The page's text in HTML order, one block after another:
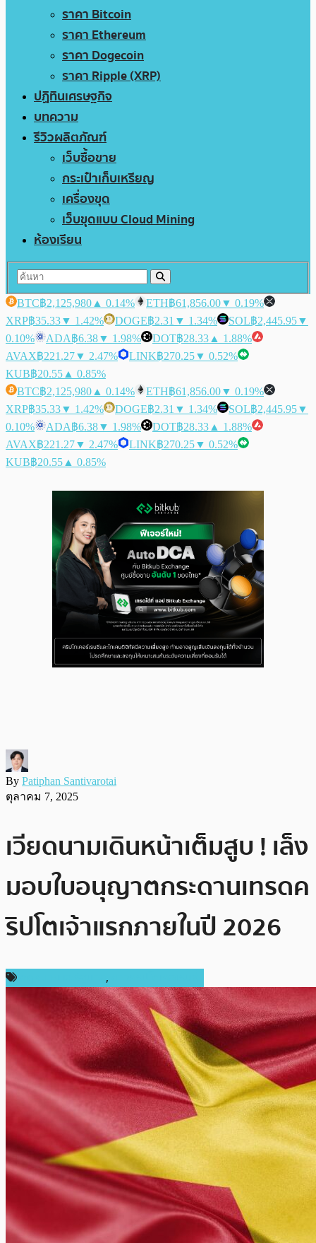
ราคา Bitcoin
ราคา Ethereum
ราคา Dogecoin
ราคา Ripple (XRP)
ปฏิทินเศรษฐกิจ
บทความ
รีวิวผลิตภัณฑ์
เว็บซื้อขาย
กระเป๋าเก็บเหรียญ
เครื่องขุด
เว็บขุดแบบ Cloud Mining
ห้องเรียน
BTC฿2,125,980 ▲ 0.14% ETH฿61,856.00▼ 0.19%
XRP฿35.33▼ 1.42% DOGE฿2.31 ▼ 1.34% SOL฿2,445.95▼
0.10%
ADA฿6.38▼ 1.98% DOT฿28.33 ▲ 1.88%
AVAX฿221.27▼ 2.47% LINK฿270.25▼ 0.52%
KUB฿20.55 ▲ 0.85%
BTC฿2,125,980 ▲ 0.14% ETH฿61,856.00▼ 0.19%
XRP฿35.33▼ 1.42% DOGE฿2.31 ▼ 1.34% SOL฿2,445.95▼
0.10%
ADA฿6.38▼ 1.98% DOT฿28.33 ▲ 1.88%
AVAX฿221.27▼ 2.47% LINK฿270.25▼ 0.52%
KUB฿20.55 ▲ 0.85%
By Patiphan Santivarotai
ตุลาคม 7, 2025
เวียดนามเดินหน้าเต็มสูบ ! เล็ง
มอบใบอนุญาตกระดานเทรดค
ริปโตเจ้าแรกภายในปี 2026
,